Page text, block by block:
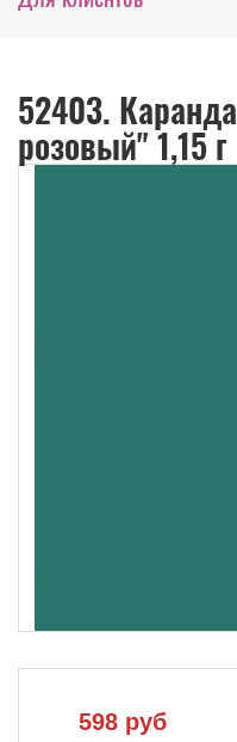
52403.
розовый" 1,15 г
598 руб